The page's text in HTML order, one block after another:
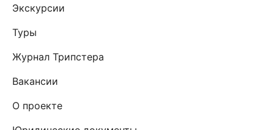
Экскурсии
Туры
Журнал Трипстера
Вакансии
О проекте